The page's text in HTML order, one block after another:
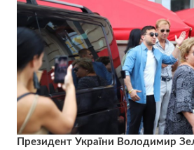
Президент України Володимир